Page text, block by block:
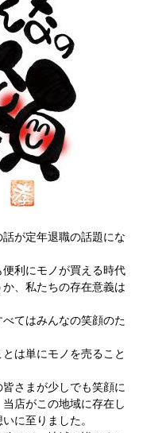
が定年退職の話題にな
利にモノが買える時代
、私たちの存在意義は
てはみんなの笑顔のた
は単にモノを売ること
さまが少しでも笑顔に
店がこの地域に存在し
に至りました。